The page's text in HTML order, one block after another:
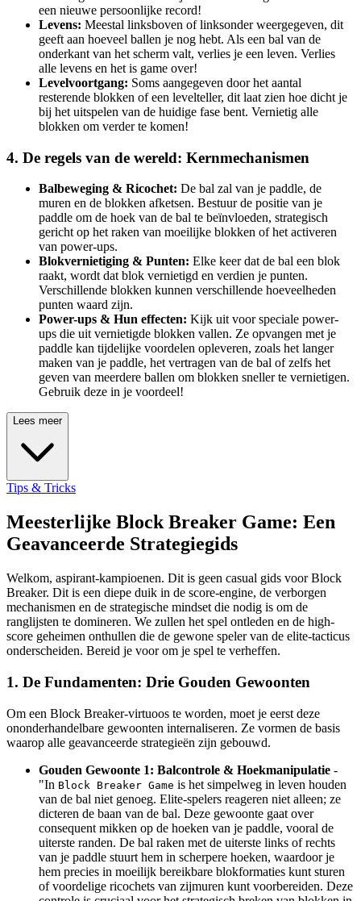
een nieuwe persoonlijke record!
Levens: Meestal linksboven of linksonder weergegeven, dit
geeft aan hoeveel ballen je nog hebt. Als een bal van de
onderkant van het scherm valt, verlies je een leven. Verlies
alle levens en het is game over!
Levelvoortgang: Soms aangegeven door het aantal
resterende blokken of een levelteller, dit laat zien hoe dicht je
bij het uitspelen van de huidige fase bent. Vernietig alle
blokken om verder te komen!
4. De regels van de wereld: Kernmechanismen
Balbeweging & Ricochet: De bal zal van je paddle, de
muren en de blokken afketsen. Bestuur de positie van je
paddle om de hoek van de bal te beïnvloeden, strategisch
gericht op het raken van moeilijke blokken of het activeren
van power-ups.
Blokvernietiging & Punten: Elke keer dat de bal een blok
raakt, wordt dat blok vernietigd en verdien je punten.
Verschillende blokken kunnen verschillende hoeveelheden
punten waard zijn.
Power-ups & Hun effecten: Kijk uit voor speciale power-
ups die uit vernietigde blokken vallen. Ze opvangen met je
paddle kan tijdelijke voordelen opleveren, zoals het langer
maken van je paddle, het vertragen van de bal of zelfs het
geven van meerdere ballen om blokken sneller te vernietigen.
Gebruik deze in je voordeel!
Lees meer
Tips & Tricks
Meesterlijke Block Breaker Game: Een
Geavanceerde Strategiegids
Welkom, aspirant-kampioenen. Dit is geen casual gids voor Block
Breaker. Dit is een diepe duik in de score-engine, de verborgen
mechanismen en de strategische mindset die nodig is om de
ranglijsten te domineren. We zullen het spel ontleden en de high-
score geheimen onthullen die de gewone speler van de elite-tacticus
onderscheiden. Bereid je voor om je spel te verheffen.
1. De Fundamenten: Drie Gouden Gewoonten
Om een Block Breaker-virtuoos te worden, moet je eerst deze
ononderhandelbare gewoonten internaliseren. Ze vormen de basis
waarop alle geavanceerde strategieën zijn gebouwd.
Gouden Gewoonte 1: Balcontrole & Hoekmanipulatie -
"In Block Breaker Game is het simpelweg in leven houden
van de bal niet genoeg. Elite-spelers reageren niet alleen; ze
dicteren de baan van de bal. Deze gewoonte gaat over
consequent mikken op de hoeken van je paddle, vooral de
uiterste randen. De bal raken met de uiterste links of rechts
van je paddle stuurt hem in scherpere hoeken, waardoor je
hem precies in moeilijk bereikbare blokformaties kunt sturen
of voordelige ricochets van zijmuren kunt voorbereiden. Deze